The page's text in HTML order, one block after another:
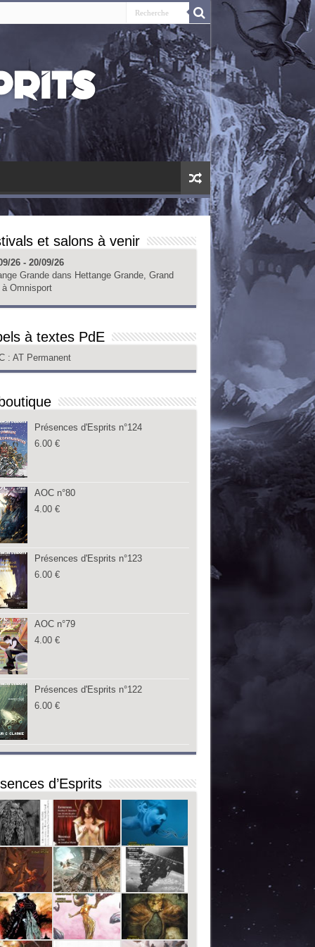
et salons à venir
26 - 20/09/26
Grande dans Hettange Grande, Grand
à Omnisport
à textes PdE
: AT Permanent
Présences d'Esprits n°124
6.00 €
AOC n°80
4.00 €
Présences d'Esprits n°123
6.00 €
AOC n°79
4.00 €
Présences d'Esprits n°122
6.00 €
d’Esprits